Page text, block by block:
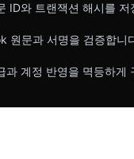
ID와 트랜잭션 해시를 저
원문과 서명을 검증합니
과 계정 반영을 멱등하게